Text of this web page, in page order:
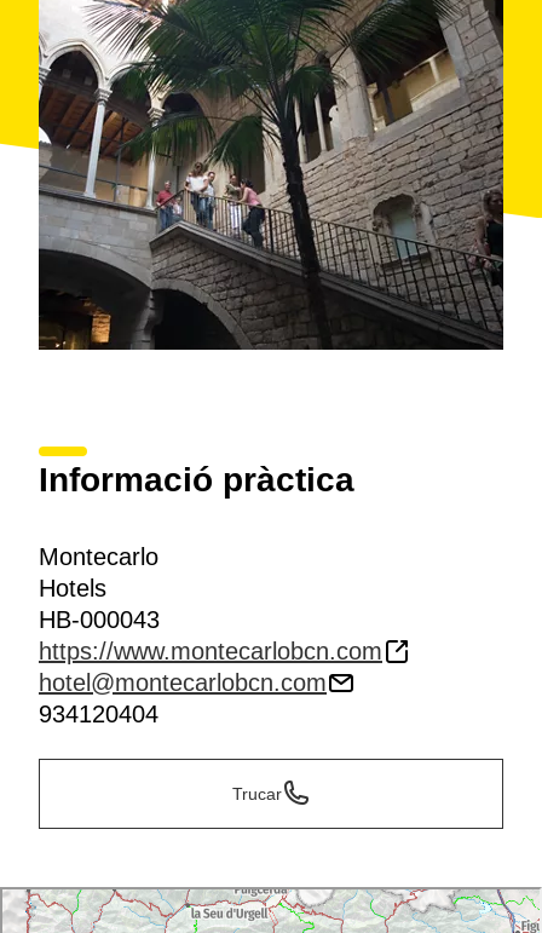
Informació pràctica
Montecarlo
Hotels
HB-000043
https://www.montecarlobcn.com
hotel@montecarlobcn.com
934120404
Trucar